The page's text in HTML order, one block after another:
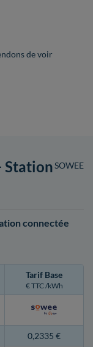
de voir
SOWEE
Station
connectée
Tarif Base
€ TTC /kWh
0,2335 €